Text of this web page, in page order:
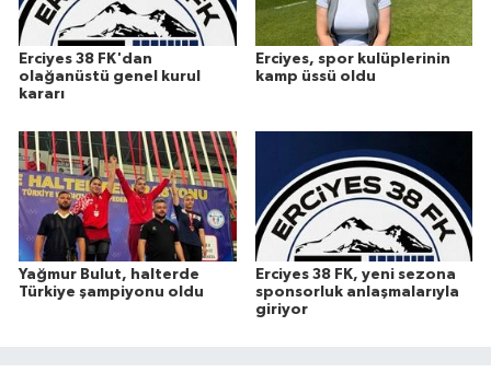
Erciyes 38 FK'dan
olağanüstü genel kurul
kararı
Erciyes, spor kulüplerinin
kamp üssü oldu
Yağmur Bulut, halterde
Türkiye şampiyonu oldu
Erciyes 38 FK, yeni sezona
sponsorluk anlaşmalarıyla
giriyor